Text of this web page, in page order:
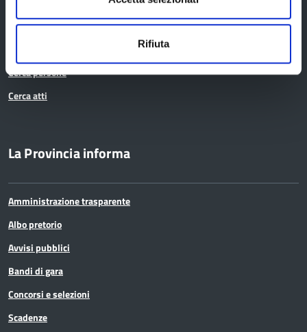
Rifiuta
Servizi agli Enti pubblici del territorio
Cerca persone
Cerca atti
La Provincia informa
Amministrazione trasparente
Albo pretorio
Avvisi pubblici
Bandi di gara
Concorsi e selezioni
Scadenze